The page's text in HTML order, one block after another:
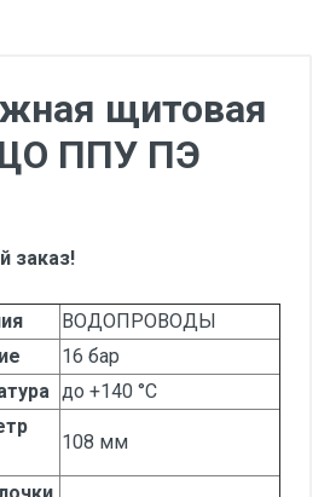
щитовая
ППУ ПЭ
заказ!
ВОДОПРОВОДЫ
16 бар
до +140 °С
108 мм